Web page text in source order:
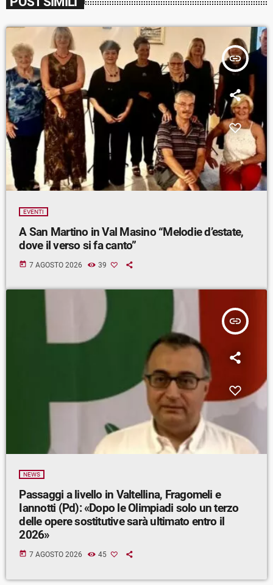
insert_link
EVENTI
A San Martino in Val Masino “Melodie d’estate,
dove il verso si fa canto”
today 7 AGOSTO 2026 39
insert_link
NEWS
Passaggi a livello in Valtellina, Fragomeli e
Iannotti (Pd): «Dopo le Olimpiadi solo un terzo
delle opere sostitutive sarà ultimato entro il
2026»
today 7 AGOSTO 2026 45